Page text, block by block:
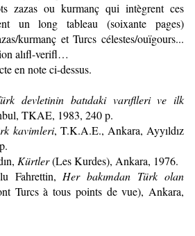
zazas ou kurmanç qui intègrent ces
un long tableau (soixante pages)
kurmanç et Turcs célestes/ouïgours...
alıﬂ-veriﬂ…
en note ci-dessus.
devletinin batıdaki varıﬂleri ve ilk
TKAE, 1983, 240 p.
kavimleri, T.K.A.E., Ankara, Ayyıldız
Kürtler(Les Kurdes), Ankara, 1976.
Fahrettin, Her bakımdan Türk olan
Turcs à tous points de vue), Ankara,